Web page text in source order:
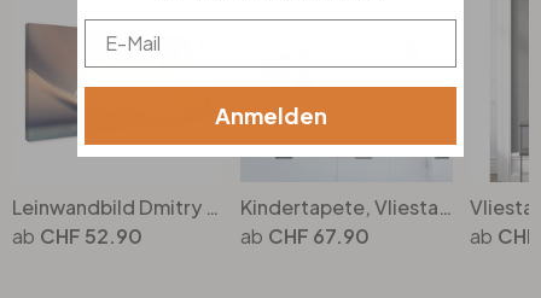
Leinwandbild Dmitry - Story of a Waterdrop - Panorama
CHF 52.90
Kindertapete, Vliestapete mit Illustration Kids Walls weiss, bunt
CHF 67.90
Email
Anmelden